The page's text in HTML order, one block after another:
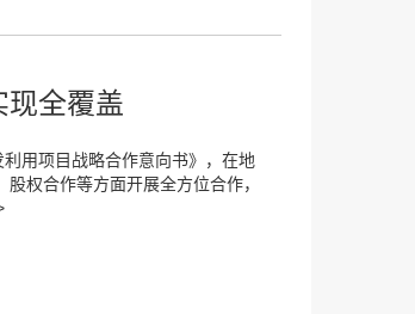
现全覆盖
用项目战略合作意向书》，在地
权合作等方面开展全方位合作，